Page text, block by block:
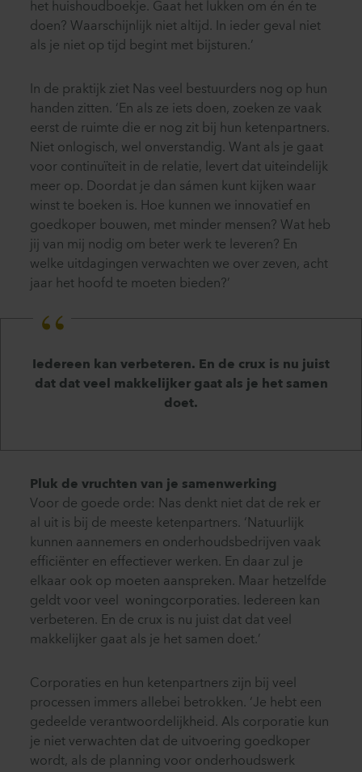
het huishoudboekje. Gaat het lukken om én én te
doen? Waarschijnlijk niet altijd. In ieder geval niet
als je niet op tijd begint met bijsturen.’
In de praktijk ziet Nas veel bestuurders nog op hun
handen zitten. ‘En als ze iets doen, zoeken ze vaak
eerst de ruimte die er nog zit bij hun ketenpartners.
Niet onlogisch, wel onverstandig. Want als je gaat
voor continuïteit in de relatie, levert dat uiteindelijk
meer op. Doordat je dan sámen kunt kijken waar
winst te boeken is. Hoe kunnen we innovatief en
goedkoper bouwen, met minder mensen? Wat heb
jij van mij nodig om beter werk te leveren? En
welke uitdagingen verwachten we over zeven, acht
jaar het hoofd te moeten bieden?’
Iedereen kan verbeteren. En de crux is nu juist
dat dat veel makkelijker gaat als je het samen
doet.
Pluk de vruchten van je samenwerking
Voor de goede orde: Nas denkt niet dat de rek er
al uit is bij de meeste ketenpartners. ‘Natuurlijk
kunnen aannemers en onderhoudsbedrijven vaak
efficiënter en effectiever werken. En daar zul je
elkaar ook op moeten aanspreken. Maar hetzelfde
geldt voor veel woningcorporaties. Iedereen kan
verbeteren. En de crux is nu juist dat dat veel
makkelijker gaat als je het samen doet.’
Corporaties en hun ketenpartners zijn bij veel
processen immers allebei betrokken. ‘Je hebt een
gedeelde verantwoordelijkheid. Als corporatie kun
je niet verwachten dat de uitvoering goedkoper
wordt, als de planning voor onderhoudswerk